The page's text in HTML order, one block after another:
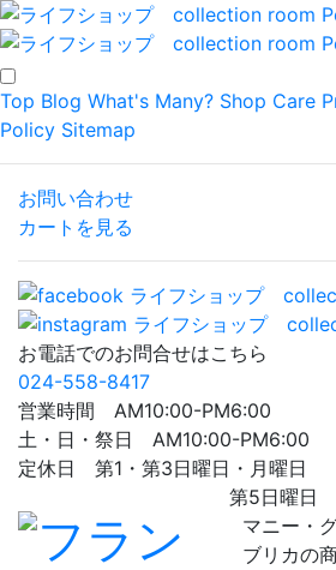
Top Blog What's Many? Shop Care
Policy Sitemap
お問い合わせ
カートを見る
お電話でのお問合せはこちら
024-558-8417
営業時間 AM10:00-PM6:00
土・日・祭日 AM10:00-PM6:00
定休日 第1・第3日曜日・月曜日
第5日曜日
マニー・
ブリカの